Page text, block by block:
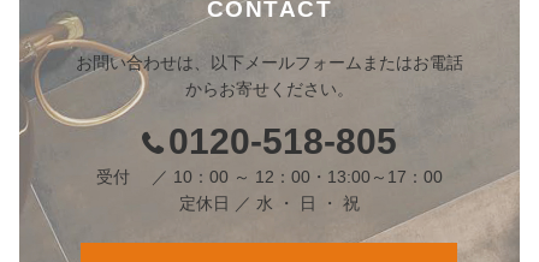
CONTACT
お問い合わせは、以下メールフォームまたはお電話
からお寄せください。
0120-518-805
受付 ／ 10：00 ～ 12：00・13:00～17：00
定休日 ／ 水 ・ 日 ・ 祝